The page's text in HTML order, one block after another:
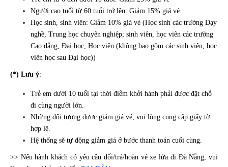
Người cao tuổi từ 60 tuổi trở lên: Giảm 15% giá vé.
Học sinh, sinh viên: Giảm 10% giá vé (Học sinh các trường Dạy
nghề, Trung học chuyên nghiệp; sinh viên, học viên các trường
Cao đẳng, Đại học, Học viện (không bao gồm các sinh viên, học
viên học sau Đại học))
(*) Lưu ý:
Trẻ em dưới 10 tuổi tại thời điểm khởi hành phải được đặt chỗ
đi cùng người lớn.
Những đối tượng được giảm giá vé, vui lòng cung cấp giấy tờ
hợp lệ.
Hệ thống sẽ tự động giảm giá ở bước thanh toán cuối cùng.
>> Nếu hành khách có yêu cầu đổi/trả/hoàn vé xe lửa đi Đà Nẵng, vui